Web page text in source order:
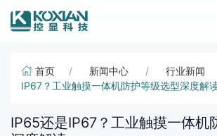
首页 新闻中心 行业新闻
IP67？工业触摸一体机防护等级选型深度解
IP65还是IP67？工业触摸一体机